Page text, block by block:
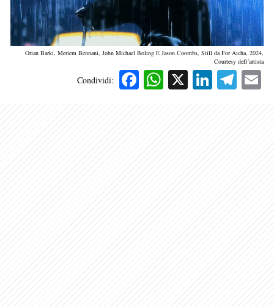
Orian Barki, Meriem Bennani, John Michael Boling E Jason Coombs, Still da For Aicha, 2024,
Courtesy dell´artista
Condividi: Facebook
WhatsApp
X